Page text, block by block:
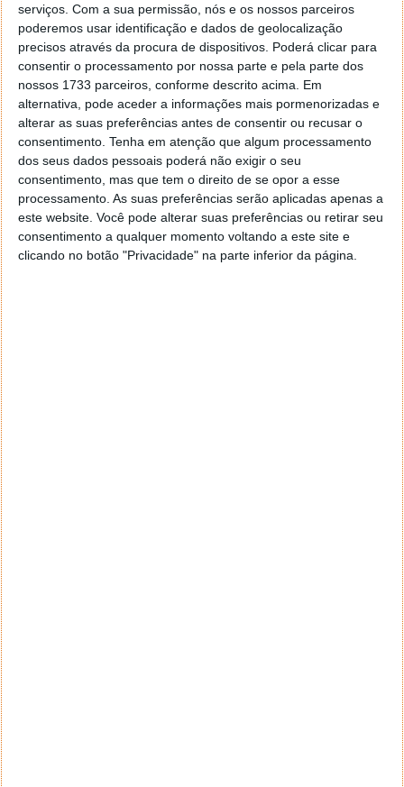
serviços. Com a sua permissão, nós e os nossos parceiros
poderemos usar identificação e dados de geolocalização
precisos através da procura de dispositivos. Poderá clicar para
consentir o processamento por nossa parte e pela parte dos
nossos 1733 parceiros, conforme descrito acima. Em
alternativa, pode aceder a informações mais pormenorizadas e
alterar as suas preferências antes de consentir ou recusar o
consentimento. Tenha em atenção que algum processamento
dos seus dados pessoais poderá não exigir o seu
consentimento, mas que tem o direito de se opor a esse
processamento. As suas preferências serão aplicadas apenas a
este website. Você pode alterar suas preferências ou retirar seu
consentimento a qualquer momento voltando a este site e
clicando no botão "Privacidade" na parte inferior da página.
A câmara traseira tem 5 Mpx e a câmara frontal tem
apenas 1 Mpx.